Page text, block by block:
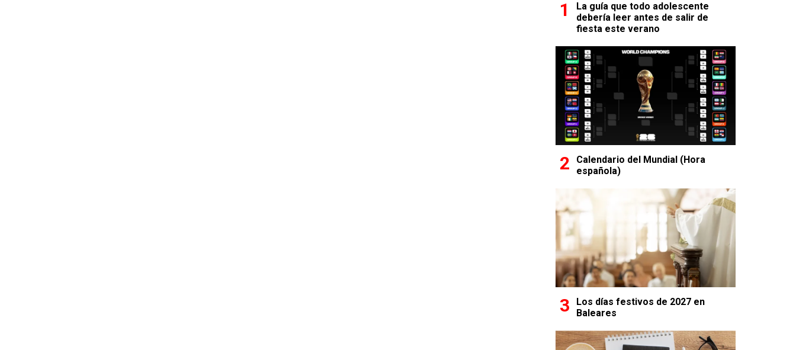
La guía que todo adolescente
debería leer antes de salir de
fiesta este verano
Calendario del Mundial (Hora
española)
Los días festivos de 2027 en
Baleares